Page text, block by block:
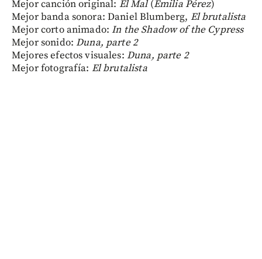
Mejor canción original: El Mal(Emilia Pérez)
Mejor banda sonora: Daniel Blumberg, El brutalista
Mejor corto animado:In the Shadow of the Cypress
Mejor sonido:Duna, parte 2
Mejores efectos visuales: Duna, parte 2
Mejor fotografía: El brutalista